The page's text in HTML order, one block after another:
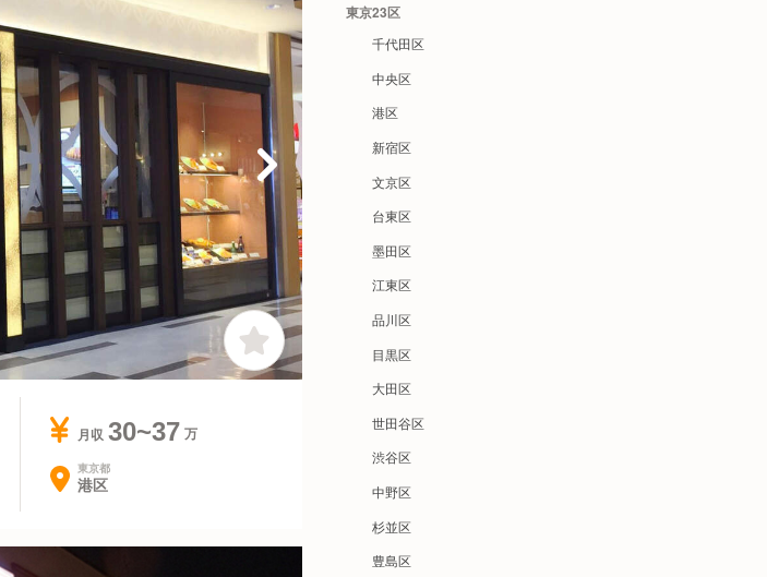
月収 30~37
東京都
港区
東京23区
千代田区
中央区
港区
新宿区
文京区
台東区
墨田区
江東区
品川区
目黒区
大田区
世田谷区
渋谷区
中野区
杉並区
豊島区